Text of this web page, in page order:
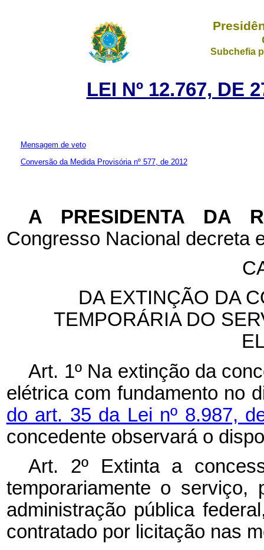
Subchefia
LEI Nº 12.767, DE
Mensagem de veto
Conversão da Medida Provisória nº 577, de 2012
A PRESIDENTA DA
Congresso Nacional decreta
DA EXTINÇÃO DA
TEMPORÁRIA DO
Art. 1º Na extinção da
elétrica com fundamento no
do art. 35 da Lei nº 8.987,
concedente observará o
Art. 2º Extinta a
temporariamente o
administração pública
contratado por licitação nas